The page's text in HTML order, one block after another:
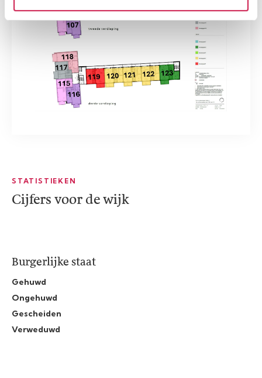
STATISTIEKEN
Cijfers voor de wijk
Burgerlijke staat
Gehuwd
Ongehuwd
Gescheiden
Verweduwd